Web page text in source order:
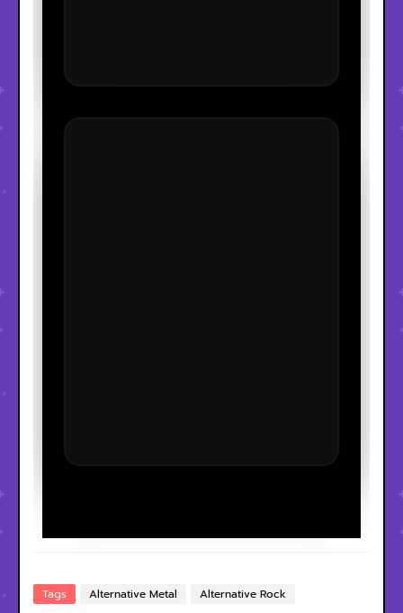
Tags Alternative Metal Alternative Rock